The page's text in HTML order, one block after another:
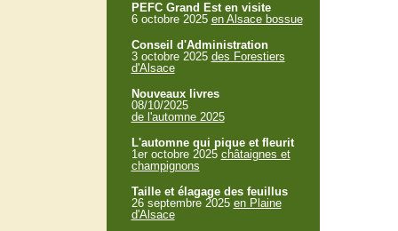
PEFC Grand Est en visite
6 octobre 2025 en Alsace bossue
Conseil d'Administration
3 octobre 2025 des Forestiers
d'Alsace
Nouveaux livres
08/10/2025
de l'automne 2025
L'automne qui pique et fleurit
1er octobre 2025 châtaignes et
champignons
Taille et élagage des feuillus
26 septembre 2025 en Plaine
d'Alsace